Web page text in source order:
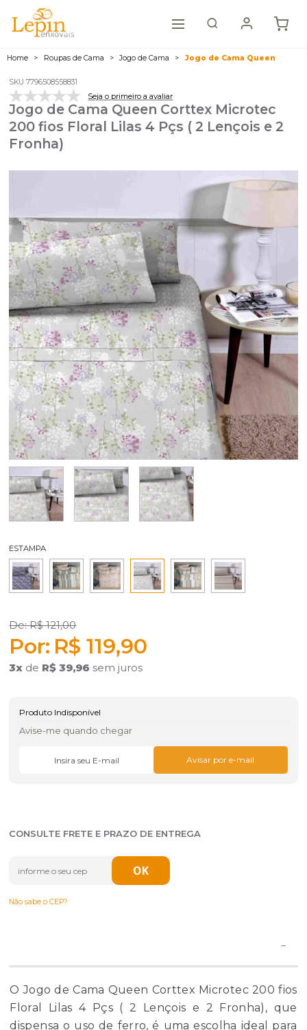
Home Roupas de Cama Jogo de Cama Jogo de Cama Queen
SKU 7796508558831
Seja o primeiro a avaliar
Jogo de Cama Queen Corttex Microtec
200 fios Floral Lilas 4 Pçs ( 2 Lençois e 2
Fronha)
ESTAMPA
R$ 121,00
R$ 119,90
3x de R$ 39,96 sem juros
Produto Indisponível
Avise-me quando chegar
CONSULTE FRETE E PRAZO DE ENTREGA
Não sabe o CEP?
O Jogo de Cama Queen Corttex Microtec 200 fios
Floral Lilas 4 Pçs ( 2 Lençois e 2 Fronha), que
dispensa o uso de ferro, é uma escolha ideal para